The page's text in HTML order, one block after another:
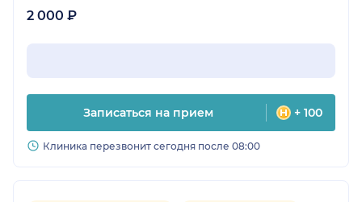
2 000 ₽
Записаться на прием + 100
Клиника перезвонит сегодня после 08:00